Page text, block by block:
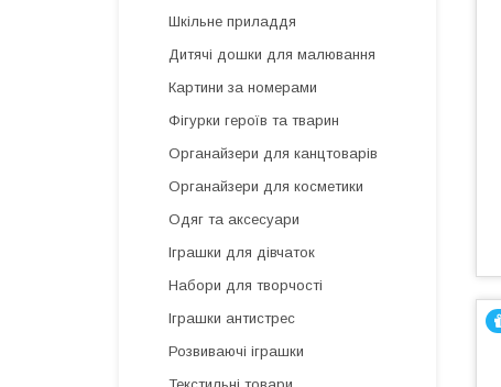
Шкільне приладдя
Дитячі дошки для малювання
Картини за номерами
Фігурки героїв та тварин
Органайзери для канцтоварів
Органайзери для косметики
Одяг та аксесуари
Іграшки для дівчаток
Набори для творчості
Іграшки антистрес
Розвиваючі іграшки